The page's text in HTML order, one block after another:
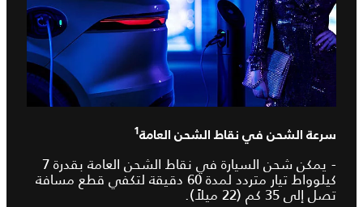
سرعة الشحن في نقاط الشحن العامة 1
- يمكن شحن السيارة في نقاط الشحن العامة بقدرة 7
كيلوواط تيار متردد لمدة 60 دقيقة لتكفي قطع مسافة
تصل إلى 35 كم (22 ميلاً).